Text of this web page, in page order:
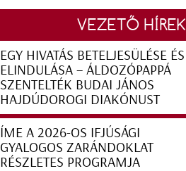
VEZETŐ HÍREK
EGY HIVATÁS BETELJESÜLÉSE ÉS
ELINDULÁSA – ÁLDOZÓPAPPÁ
SZENTELTÉK BUDAI JÁNOS
HAJDÚDOROGI DIAKÓNUST
ÍME A 2026-OS IFJÚSÁGI
GYALOGOS ZARÁNDOKLAT
RÉSZLETES PROGRAMJA